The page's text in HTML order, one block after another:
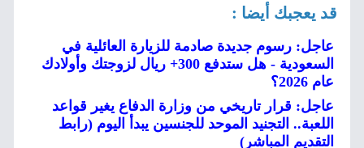
قد يعجبك أيضا :
عاجل: رسوم جديدة صادمة للزيارة العائلية في
السعودية - هل ستدفع 300+ ريال لزوجتك وأولادك
عام 2026؟
عاجل: قرار تاريخي من وزارة الدفاع يغير قواعد
اللعبة.. التجنيد الموحد للجنسين يبدأ اليوم (رابط
التقديم المباشر)